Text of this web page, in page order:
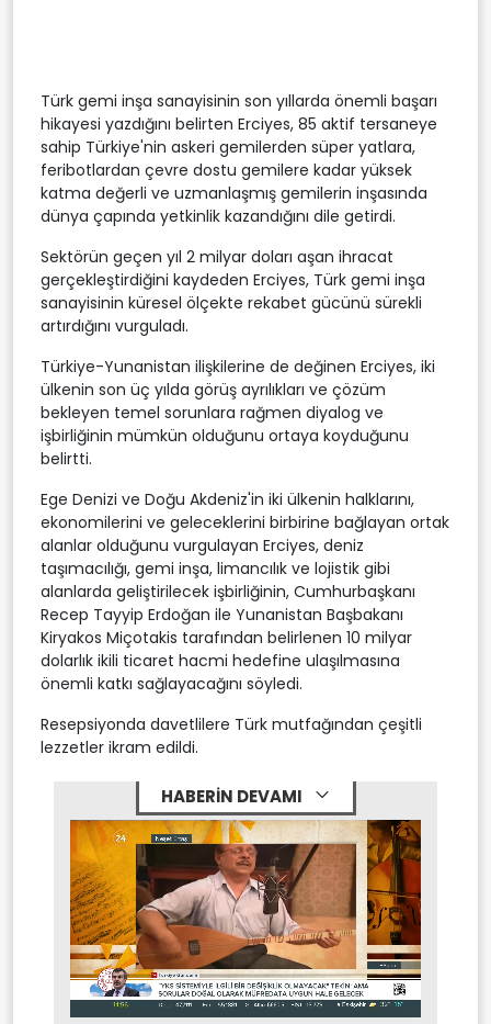
Türk gemi inşa sanayisinin son yıllarda önemli başarı
hikayesi yazdığını belirten Erciyes, 85 aktif tersaneye
sahip Türkiye'nin askeri gemilerden süper yatlara,
feribotlardan çevre dostu gemilere kadar yüksek
katma değerli ve uzmanlaşmış gemilerin inşasında
dünya çapında yetkinlik kazandığını dile getirdi.
Sektörün geçen yıl 2 milyar doları aşan ihracat
gerçekleştirdiğini kaydeden Erciyes, Türk gemi inşa
sanayisinin küresel ölçekte rekabet gücünü sürekli
artırdığını vurguladı.
Türkiye-Yunanistan ilişkilerine de değinen Erciyes, iki
ülkenin son üç yılda görüş ayrılıkları ve çözüm
bekleyen temel sorunlara rağmen diyalog ve
işbirliğinin mümkün olduğunu ortaya koyduğunu
belirtti.
Ege Denizi ve Doğu Akdeniz'in iki ülkenin halklarını,
ekonomilerini ve geleceklerini birbirine bağlayan ortak
alanlar olduğunu vurgulayan Erciyes, deniz
taşımacılığı, gemi inşa, limancılık ve lojistik gibi
alanlarda geliştirilecek işbirliğinin, Cumhurbaşkanı
Recep Tayyip Erdoğan ile Yunanistan Başbakanı
Kiryakos Miçotakis tarafından belirlenen 10 milyar
dolarlık ikili ticaret hacmi hedefine ulaşılmasına
önemli katkı sağlayacağını söyledi.
Resepsiyonda davetlilere Türk mutfağından çeşitli
lezzetler ikram edildi.
HABERİN DEVAMI
Mute Stream